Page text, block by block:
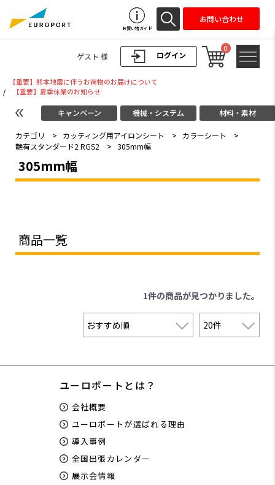
ログイン
ゲスト 様
0
お買い物ガイド
お問い合わせ
【重要】熊本地震に伴うお荷物のお届けについて
/
【重要】夏季休業のお知らせ
キャンペーン 機械・システム 材料・素材
カテゴリ > カッティング用アイロンシート > カラーシート
>
艶有スタンダード2 RGS2
> 305mm幅
305mm幅
商品一覧
1件の商品が見つかりました。
ユーロポートとは？
会社概要
ユーロポートが選ばれる理由
導入事例
全国出張カレンダー
展示会情報